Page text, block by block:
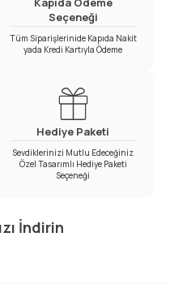
Seçeneği
Tüm Siparişlerinide Kapıda Nakit
yada Kredi Kartıyla Ödeme
Hediye Paketi
Sevdiklerinizi Mutlu Edeceğiniz
Özel Tasarımlı Hediye Paketi
Seçeneği
İndirin